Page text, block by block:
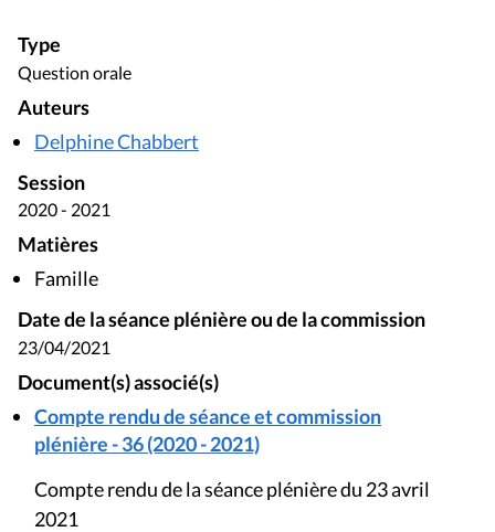
Type
Question orale
Auteurs
Delphine Chabbert
Session
2020 - 2021
Matières
Famille
Date de la séance plénière ou de la commission
23/04/2021
Document(s) associé(s)
Compte rendu de séance et commission
plénière - 36 (2020 - 2021)
Compte rendu de la séance plénière du 23 avril
2021